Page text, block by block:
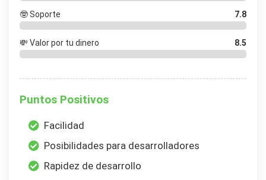
🤓 Soporte 7.8
💸 Valor por tu dinero 8.5
Puntos Positivos
Facilidad
Posibilidades para desarrolladores
Rapidez de desarrollo